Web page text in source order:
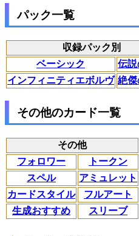
パック一覧
収録パック別
ベーシック
伝
インフィニティエボルヴ 絶
その他のカード一覧
その他
フォロワー
トークン
スペル
アミュレット
カードスタイル
フルアート
生成おすすめ
スリーブ